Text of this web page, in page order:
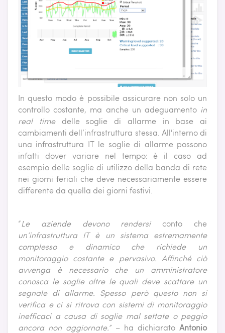
In questo modo è possibile assicurare non solo un
controllo costante, ma anche un adeguamento in
real timedelle soglie di allarme in base ai
cambiamenti dell’infrastruttura stessa. All'interno di
una infrastruttura IT le soglie di allarme possono
infatti dover variare nel tempo: è il caso ad
esempio delle soglie di utilizzo della banda di rete
nei giorni feriali che deve necessariamente essere
differente da quella dei giorni festivi.
“Le aziende devono rendersiconto che
un’infrastruttura IT è un sistema estremamente
complesso e dinamico che richiede un
monitoraggio costante e pervasivo. Affinché ciò
avvenga è necessario che un amministratore
conosca le soglie oltre le quali deve scattare un
segnale di allarme. Spesso però questo non si
verifica e ci si ritrova con sistemi di monitoraggio
inefficaci a causa di soglie mal settate o peggio
ancora non aggiornate.” – ha dichiarato Antonio